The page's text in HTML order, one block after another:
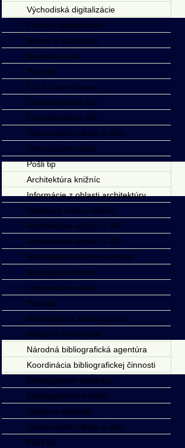
Východiská digitalizácie
Princípy digitalizácie
Normy a štandardy
Napísali o nás
Pošli tip
EIZ a Open Access
Charakteristika EIZ
Charakteristika OA
Odporúčané zdroje a linky
Odporúčané videá
Pošli tip
Architektúra knižníc
Informácie z oblasti architektúry
Databázy budov knižníc
Architektúra knižníc v SR
Architektúra knižníc v ČR
Architektúra knižníc vo svete
Najkrajšie knižnice
Odporúčané videá
Pošli tip
Bibliografia a katalogizácia
Aktuálne informácie
Národná bibliografická agentúra
Koordinácia bibliografickej činnosti
Bibliografické databázy
Katalogizačná politika
Súborné katalógy
Odporúčané zdroje a linky
Pošli tip